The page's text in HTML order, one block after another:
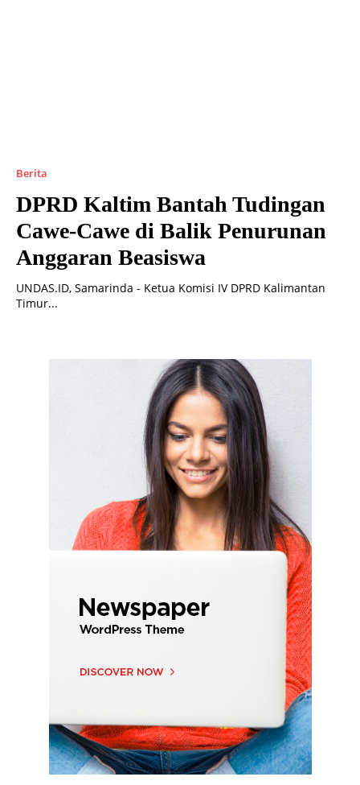
Berita
DPRD Kaltim Bantah Tudingan
Cawe-Cawe di Balik Penurunan
Anggaran Beasiswa
UNDAS.ID, Samarinda - Ketua Komisi IV DPRD Kalimantan
Timur...